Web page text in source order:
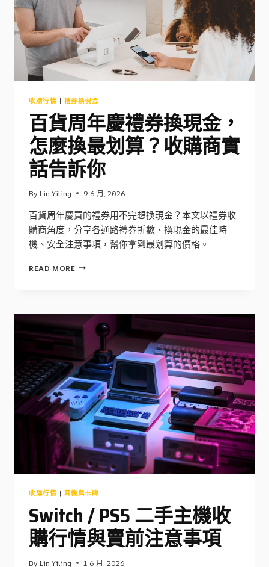
整
解
析
收購行情 | 禮券換現金
百貨周年慶禮券換現金，
怎麼換最划算？收購商實
話告訴你
By Lin Yiling 9 6 月, 2026
百貨周年慶買的禮券用不完想換現金？本文以禮券收
購商角度，分享各通路禮券折數、換現金的最佳時
機、安全注意事項，幫你拿到最划算的價格。
READ MORE百
慶
現
金，
怎
麼
換
最
算？
收
商
話
告
訴
你
收購行情 | 耳機與卡牌
Switch / PS5 二手主機收
購行情與賣前注意事項
By Lin Yiling 1 6 月, 2026